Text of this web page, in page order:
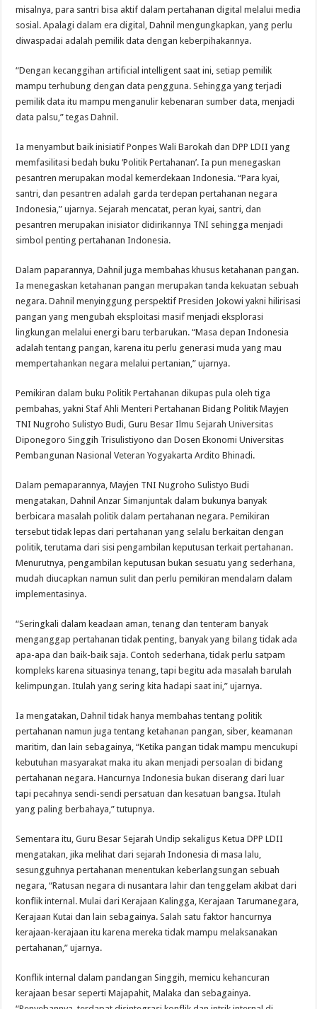
misalnya, para santri bisa aktif dalam pertahanan digital melalui media
sosial. Apalagi dalam era digital, Dahnil mengungkapkan, yang perlu
diwaspadai adalah pemilik data dengan keberpihakannya.
“Dengan kecanggihan artificial intelligent saat ini, setiap pemilik
mampu terhubung dengan data pengguna. Sehingga yang terjadi
pemilik data itu mampu menganulir kebenaran sumber data, menjadi
data palsu,” tegas Dahnil.
Ia menyambut baik inisiatif Ponpes Wali Barokah dan DPP LDII yang
memfasilitasi bedah buku ‘Politik Pertahanan’. Ia pun menegaskan
pesantren merupakan modal kemerdekaan Indonesia. “Para kyai,
santri, dan pesantren adalah garda terdepan pertahanan negara
Indonesia,” ujarnya. Sejarah mencatat, peran kyai, santri, dan
pesantren merupakan inisiator didirikannya TNI sehingga menjadi
simbol penting pertahanan Indonesia.
Dalam paparannya, Dahnil juga membahas khusus ketahanan pangan.
Ia menegaskan ketahanan pangan merupakan tanda kekuatan sebuah
negara. Dahnil menyinggung perspektif Presiden Jokowi yakni hilirisasi
pangan yang mengubah eksploitasi masif menjadi eksplorasi
lingkungan melalui energi baru terbarukan. “Masa depan Indonesia
adalah tentang pangan, karena itu perlu generasi muda yang mau
mempertahankan negara melalui pertanian,” ujarnya.
Pemikiran dalam buku Politik Pertahanan dikupas pula oleh tiga
pembahas, yakni Staf Ahli Menteri Pertahanan Bidang Politik Mayjen
TNI Nugroho Sulistyo Budi, Guru Besar Ilmu Sejarah Universitas
Diponegoro Singgih Trisulistiyono dan Dosen Ekonomi Universitas
Pembangunan Nasional Veteran Yogyakarta Ardito Bhinadi.
Dalam pemaparannya, Mayjen TNI Nugroho Sulistyo Budi
mengatakan, Dahnil Anzar Simanjuntak dalam bukunya banyak
berbicara masalah politik dalam pertahanan negara. Pemikiran
tersebut tidak lepas dari pertahanan yang selalu berkaitan dengan
politik, terutama dari sisi pengambilan keputusan terkait pertahanan.
Menurutnya, pengambilan keputusan bukan sesuatu yang sederhana,
mudah diucapkan namun sulit dan perlu pemikiran mendalam dalam
implementasinya.
“Seringkali dalam keadaan aman, tenang dan tenteram banyak
menganggap pertahanan tidak penting, banyak yang bilang tidak ada
apa-apa dan baik-baik saja. Contoh sederhana, tidak perlu satpam
kompleks karena situasinya tenang, tapi begitu ada masalah barulah
kelimpungan. Itulah yang sering kita hadapi saat ini,” ujarnya.
Ia mengatakan, Dahnil tidak hanya membahas tentang politik
pertahanan namun juga tentang ketahanan pangan, siber, keamanan
maritim, dan lain sebagainya, “Ketika pangan tidak mampu mencukupi
kebutuhan masyarakat maka itu akan menjadi persoalan di bidang
pertahanan negara. Hancurnya Indonesia bukan diserang dari luar
tapi pecahnya sendi-sendi persatuan dan kesatuan bangsa. Itulah
yang paling berbahaya,” tutupnya.
Sementara itu, Guru Besar Sejarah Undip sekaligus Ketua DPP LDII
mengatakan, jika melihat dari sejarah Indonesia di masa lalu,
sesungguhnya pertahanan menentukan keberlangsungan sebuah
negara, “Ratusan negara di nusantara lahir dan tenggelam akibat dari
konflik internal. Mulai dari Kerajaan Kalingga, Kerajaan Tarumanegara,
Kerajaan Kutai dan lain sebagainya. Salah satu faktor hancurnya
kerajaan-kerajaan itu karena mereka tidak mampu melaksanakan
pertahanan,” ujarnya.
Konflik internal dalam pandangan Singgih, memicu kehancuran
kerajaan besar seperti Majapahit, Malaka dan sebagainya.